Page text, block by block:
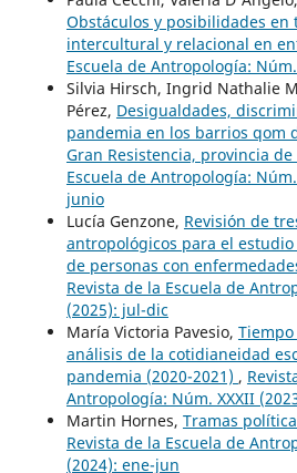
Obstáculos y posibilidades en
intercultural y relacional en
Escuela de Antropología:
Silvia Hirsch, Ingrid Nathalie
Pérez, Desigualdades,
pandemia en los barrios qom
Gran Resistencia, provincia de
Escuela de Antropología:
junio
Lucía Genzone, Revisión de
antropológicos para el
de personas con
Revista de la Escuela de
(2025): jul-dic
María Victoria Pavesio,
análisis de la cotidianeidad
pandemia (2020-2021) ,
Antropología: Núm. XXXII
Martin Hornes, Tramas
Revista de la Escuela de
(2024): ene-jun